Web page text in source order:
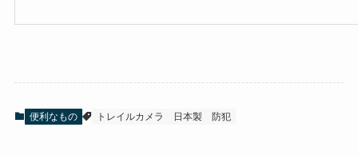
便利なもの トレイルカメラ 日本製 防犯